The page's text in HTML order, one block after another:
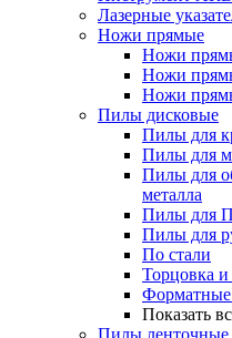
Лазерные
Ножи прямые
Ножи
Ножи
Ножи
Пилы дисковые
Пилы для
Пилы для
Пилы для
металла
Пилы для
Пилы для
По стали
Торцовка и
Показать